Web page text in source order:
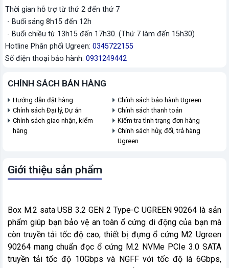
Thời gian hỗ trợ từ thứ 2 đến thứ 7
- Buổi sáng 8h15 đến 12h
- Buổi chiều từ 13h15 đến 17h30. (Thứ 7 làm đến 15h30)
Hotline Phân phối Ugreen: 0345722155
Số điện thoại bảo hành: 0931249442
CHÍNH SÁCH BÁN HÀNG
Hướng dẫn đặt hàng
Chính sách bảo hành Ugreen
Chính sách Đại lý, Dự án
Chính sách thanh toán
Chính sách giao nhận, kiểm
hàng
Kiểm tra tình trạng đơn hàng
Chính sách hủy, đổi, trả hàng
Ugreen
Giới thiệu sản phẩm
Box M.2 sata USB 3.2 GEN 2 Type-C UGREEN 90264 là sản
phẩm giúp bạn bảo vệ an toàn ổ cứng di động của bạn mà
còn truyền tải tốc độ cao, thiết bị đựng ổ cứng M2 Ugreen
90264 mang chuẩn đọc ổ cứng M.2 NVMe PCIe 3.0 SATA
truyền tải tốc độ 10Gbps và NGFF với tốc độ là 6Gbps,